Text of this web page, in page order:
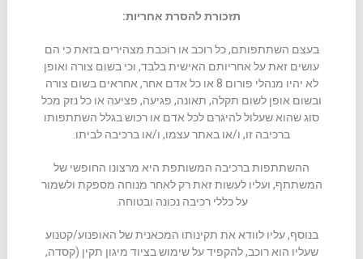
תזכורת להסרת אחריות:
בעצם השתתפותם, כל רוכב או רוכבת מצהירים בזאת כי הם
עושים זאת על אחריותם האישית בלבד, וכי בשום צורה ואופן
לא יהיו מנהלי פורום 8 או כל אדם אחר, אחראים בשום צורה
ובשום אופן לשום תקלה, תאונה, פגיעה, פציעה או כל נזק מכל
סוג שהוא שעלול להיגרם לכל אדם או רכוש בגלל השתתפותו
ברכיבה זו, ו/או באתר עצמו, ו/או ברכיבה לביתו.
ההשתתפות ברכיבה המשותפת היא מרצונו החופשי של
המשתתף, ועליו לעשות זאת רק לאחר מנוחה מספקת ולשמור
על כללי רכיבה נכונה ובטוחה.
בנוסף, עליו לוודא את תקינותו המכאנית של האופנוע/קטנוע
שעליו הוא רוכב, להקפיד על שימוש בציוד מיגון תקין (קסדה,